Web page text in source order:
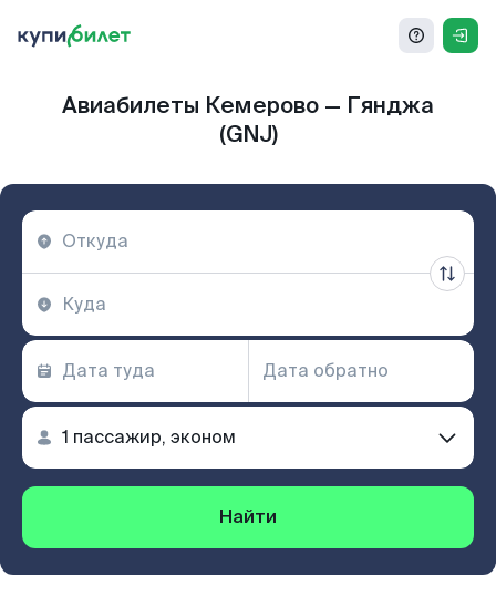
Авиабилеты Кемерово — Гянджа
(GNJ)
Найти